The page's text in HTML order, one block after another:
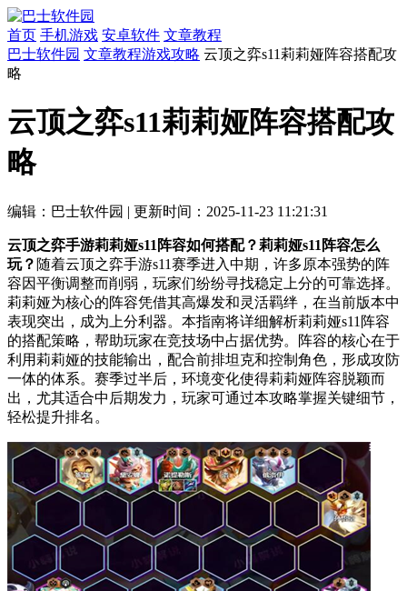
首页 手机游戏 安卓软件 文章教程
巴士软件园 文章教程游戏攻略 云顶之弈s11莉莉娅阵容搭配攻
略
云顶之弈s11莉莉娅阵容搭配攻
略
编辑：巴士软件园 | 更新时间：2025-11-23 11:21:31
云顶之弈手游莉莉娅s11阵容如何搭配？莉莉娅s11阵容怎么
玩？ 随着云顶之弈手游s11赛季进入中期，许多原本强势的阵
容因平衡调整而削弱，玩家们纷纷寻找稳定上分的可靠选择。
莉莉娅为核心的阵容凭借其高爆发和灵活羁绊，在当前版本中
表现突出，成为上分利器。本指南将详细解析莉莉娅s11阵容
的搭配策略，帮助玩家在竞技场中占据优势。阵容的核心在于
利用莉莉娅的技能输出，配合前排坦克和控制角色，形成攻防
一体的体系。赛季过半后，环境变化使得莉莉娅阵容脱颖而
出，尤其适合中后期发力，玩家可通过本攻略掌握关键细节，
轻松提升排名。